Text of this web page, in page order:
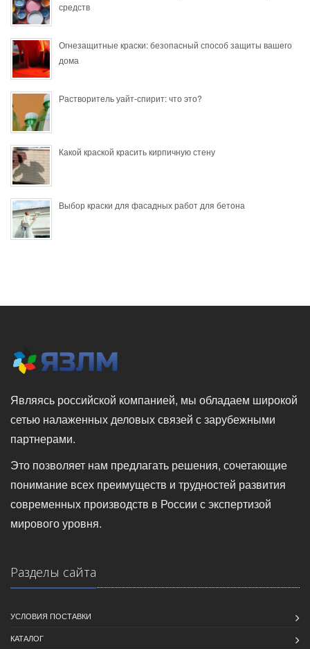
средств
Огнезащитные краски: безопасный способ защиты вашего
дома
Растворитель уайт-спирит: что это?
Какой краской красить кирпичную стену
Выбор краски для фасадных работ для бетона
Являясь российской компанией, мы обладаем широкой
сетью налаженных деловых связей с зарубежными
партнерами.
Это позволяет нам предлагать решения, сочетающие
понимание всех преимуществ и трудностей развития
современных производств в России с экспертизой
мирового уровня.
Разделы сайта
УСЛОВИЯ ПОСТАВКИ
КАТАЛОГ